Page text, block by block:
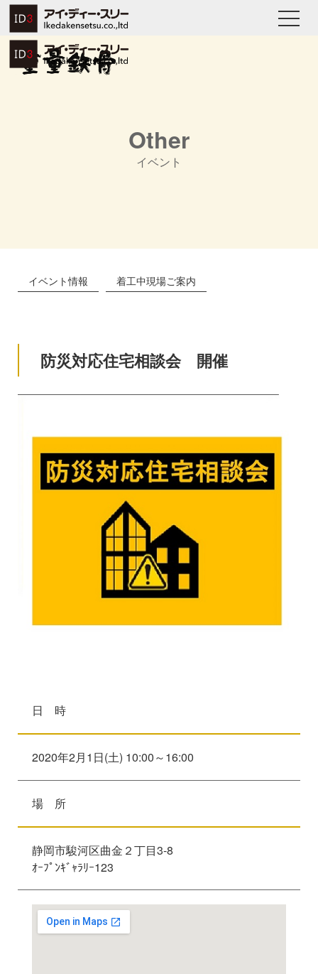
Other
イベント
イベント情報 着工中現場ご案内
防災対応住宅相談会 開催
日 時
2020年2月1日(土) 10:00～16:00
場 所
静岡市駿河区曲金２丁目3-8
ｵｰﾌﾟﾝｷﾞｬﾗﾘｰ123